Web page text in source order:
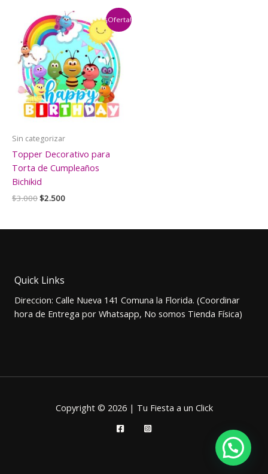
$26.000.
es:
$15.990.¡Oferta!
Sin categorizar
Topper Decorativo para
Torta de Cumpleaños
Bichikid
$3.000El
era:
$2.500El
es:
Quick Links
Direccion: Calle Nueva 141 Comuna la Florida. (Coordinar
hora de Entrega por Whatsapp, No somos Tienda Física)
Copyright © 2026 | Tu Fiesta a un Click